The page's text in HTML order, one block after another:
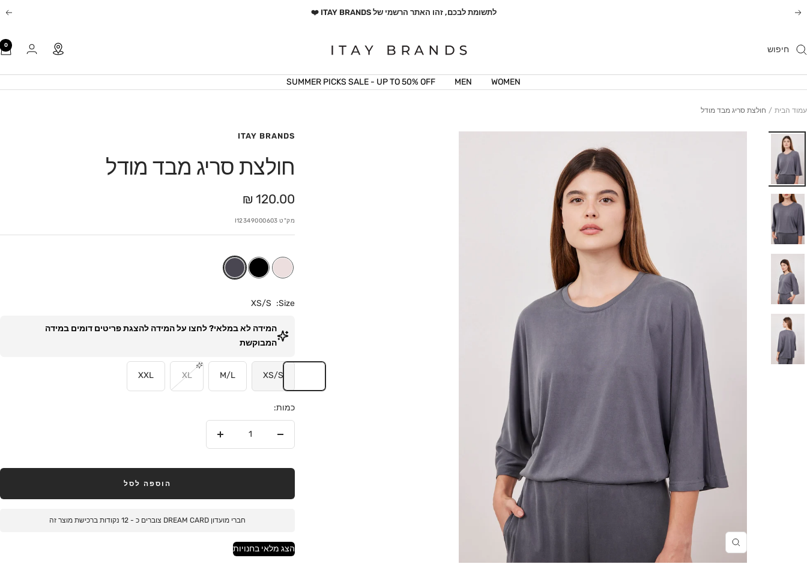
הקודם
לתשומת לבכם, זהו האתר הרשמי של ITAY BRANDS ❤️
ITAY
BRANDS
0
WOMEN
MEN
SUMMER PICKS SALE - UP TO 50% OFF
עמוד הבית חולצת סריג מבד מודל
הגדל
ITAY BRANDS
חולצת סריג מבד מודל
מחיר
מבצע
120.00 ₪
מק"ט I12349000603
Size:
XS/S
המידה לא במלאי? לחצו על המידה להצגת פריטים דומים במידה
המבוקשת
XS/S
M/L
XL
XXL
כמות:
הוסף
הוספה לסל
חברי מועדון DREAM CARD צוברים כ - 12נקודות ברכישת מוצר זה
הצג מלאי בחנויות